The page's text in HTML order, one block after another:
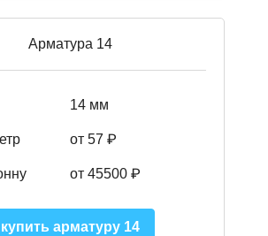
Арматура 14
14 мм
от 57 ₽
от 45500 ₽
купить арматуру 14